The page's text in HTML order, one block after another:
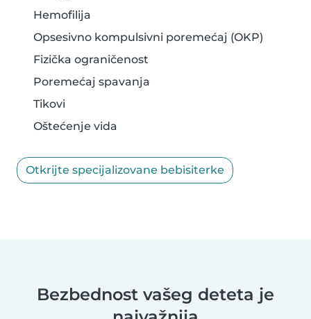
Hemofilija
Opsesivno kompulsivni poremećaj (OKP)
Fizička ograničenost
Poremećaj spavanja
Tikovi
Oštećenje vida
Otkrijte specijalizovane bebisiterke
Bezbednost vašeg deteta je